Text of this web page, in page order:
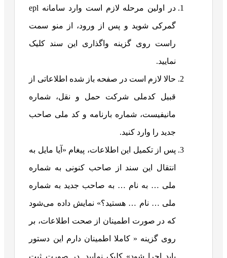
در اولین مرحله لازم است وارد سامانه epl
گمرکی شوید و پس از ورود، از منو سمت
راست روی گزینه واگذاری این سند کلیک
نمایید.
حالا لازم است در صفحه باز شده اطلاعاتی از
قبیل کدملی شرکت حمل و نقل، شماره
مانیفیست، شماره بارنامه و کد ملی صاحب
جدید را وارد کنید.
پس از تکمیل این اطلاعات، پیغام «آیا مایل به
انتقال این سند از صاحب کنونی به شماره
ملی … به نام … به صاحب جدید به شماره
ملی … نام … هستید؟» نمایش داده می‌شود
که در صورت اطمینان از صحت اطلاعات، بر
روی گزینه « کاملا اطمینان دارم این دستور
باید اجرا شود» کلیک نمایید. در صورت ثبت